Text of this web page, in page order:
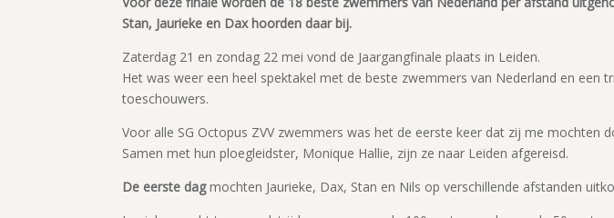
Stan, Jaurieke en Dax hoorden daar bij.
Zaterdag 21 en zondag 22 mei vond de Jaargangfinale plaats in Leiden.
Het was weer een heel spektakel met de beste zwemmers van Nederland en een
toeschouwers.
Voor alle SG Octopus ZVV zwemmers was het de eerste keer dat zij me mochten
Samen met hun ploegleidster, Monique Hallie, zijn ze naar Leiden afgereisd.
De eerste dagmochten Jaurieke, Dax, Stan en Nils op verschillende afstanden